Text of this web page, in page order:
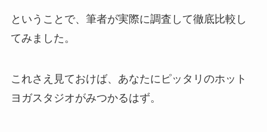
ということで、筆者が実際に調査して徹底比較し
てみました。
これさえ見ておけば、あなたにピッタリのホット
ヨガスタジオがみつかるはず。